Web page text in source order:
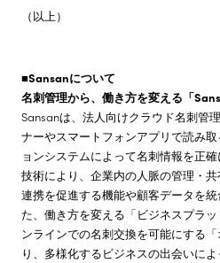
（以上）
■Sansanについて
名刺管理から、働き方を変える「
Sansanは、法人向けクラウド名刺管
ナーやスマートフォンアプリで読み
ョンシステムによって名刺情報を正
技術により、企業内の人脈の管理・
連携を促進する機能や顧客データを
た、働き方を変える「ビジネスプラ
ンラインでの名刺交換を可能にする
り、多様化するビジネスの出会いに